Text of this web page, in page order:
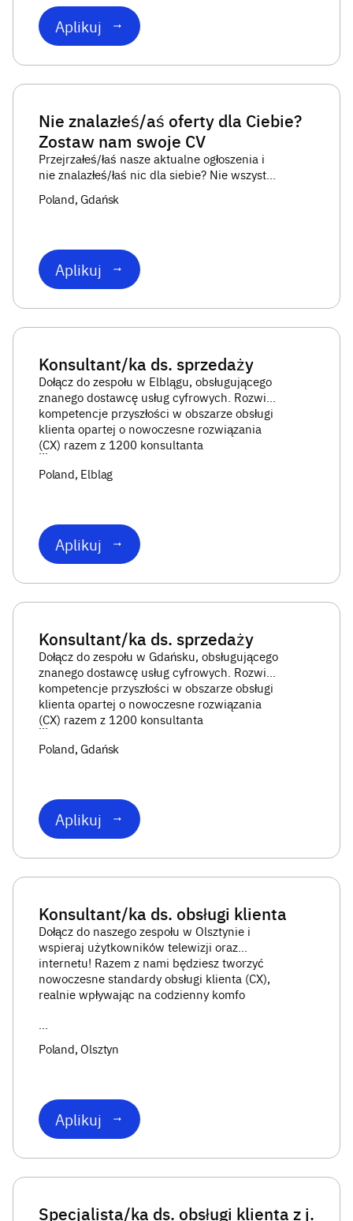
Aplikuj
Nie znalazłeś/aś oferty dla Ciebie?
Zostaw nam swoje CV
Przejrzałeś/łaś nasze aktualne ogłoszenia i
nie znalazłeś/łaś nic dla siebie? Nie wszystko
kontakt do siebie, a my skontaktujemy się z
Poland, Gdańsk
Aplikuj
Konsultant/ka ds. sprzedaży
Dołącz do zespołu w Elblągu, obsługującego
znanego dostawcę usług cyfrowych. Rozwiń
kompetencje przyszłości w obszarze obsługi
klienta opartej o nowoczesne rozwiązania
(CX) razem z 1200 konsultanta
...
Poland, Elblag
Aplikuj
Konsultant/ka ds. sprzedaży
Dołącz do zespołu w Gdańsku, obsługującego
znanego dostawcę usług cyfrowych. Rozwiń
kompetencje przyszłości w obszarze obsługi
klienta opartej o nowoczesne rozwiązania
(CX) razem z 1200 konsultanta
...
Poland, Gdańsk
Aplikuj
Konsultant/ka ds. obsługi klienta
Dołącz do naszego zespołu w Olsztynie i
wspieraj użytkowników telewizji oraz
internetu! Razem z nami będziesz tworzyć
nowoczesne standardy obsługi klienta (CX),
realnie wpływając na codzienny komfo
Poland, Olsztyn
Aplikuj
Specjalista/ka ds. obsługi klienta z j.